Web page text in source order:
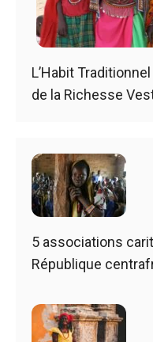
L’Habit
de la Richesse
5 associations
République